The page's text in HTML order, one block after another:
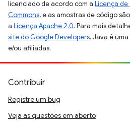
licenciado de acordo com a Licença
Commons, e as amostras de código
a Licença Apache 2.0. Para mais
site do Google Developers. Java é
e/ou afiliadas.
Contribuir
Registre um bug
Veja as questões em aberto